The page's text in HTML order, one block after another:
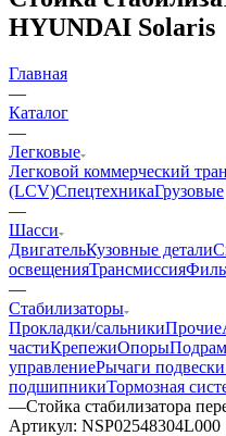
HYUNDAI Solaris
Главная
—
Каталог
—
Легковые
Легковой коммерческий
(LCV)СпецтехникаГрузовые
—
Шасси
ДвигательКузовные детали
освещенияТрансмиссия
—
Стабилизаторы
Прокладки/сальникиПрочие
частиКрепежиОпоры
управлениеРычаги
подшипникиТормозная
—Стойка стабилизатора
Артикул: NSP02548304L000